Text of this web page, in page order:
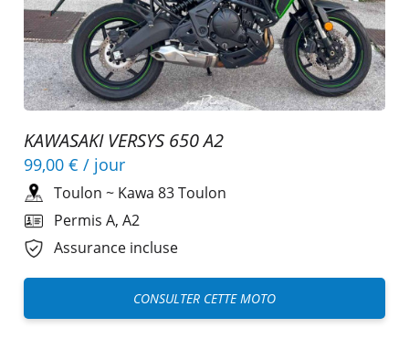
KAWASAKI VERSYS 650 A2
99,00 € / jour
Toulon ~ Kawa 83 Toulon
Permis A, A2
Assurance incluse
CONSULTER CETTE MOTO